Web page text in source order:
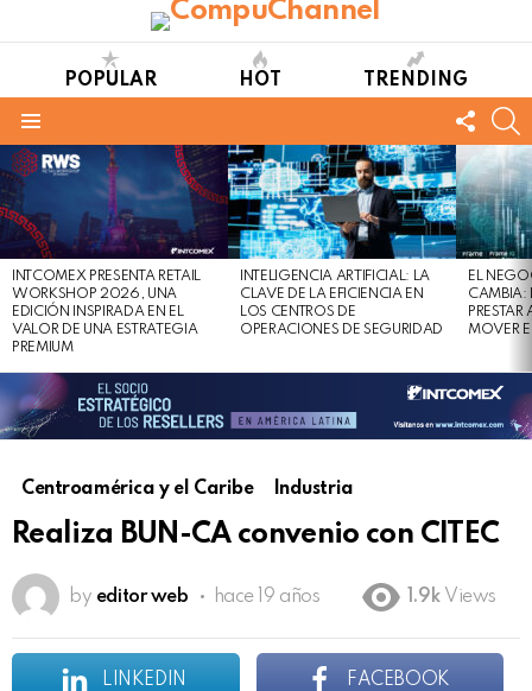
POPULAR HOT TRENDING
US
LATEST
STORIES
INTCOMEX PRESENTA RETAIL
WORKSHOP 2026, UNA
EDICIÓN INSPIRADA EN EL
VALOR DE UNA ESTRATEGIA
PREMIUM
INTELIGENCIA ARTIFICIAL: LA
CLAVE DE LA EFICIENCIA EN
LOS CENTROS DE
OPERACIONES DE SEGURIDAD
EL
CAMBIA:
MOVER
Centroamérica y el Caribe Industria
Realiza BUN-CA convenio con CITEC
by editor web hace 19 años 1.9k Views
LINKEDIN FACEBOOK